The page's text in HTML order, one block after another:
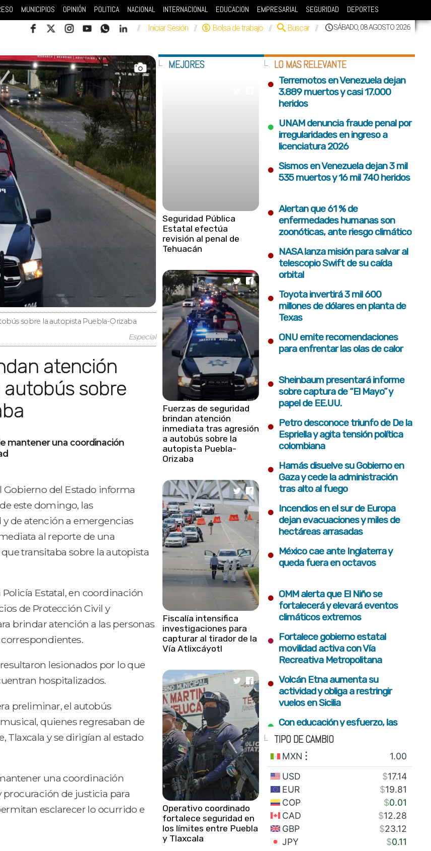
MUNICIPIOS OPINIÓN POLITICA NACIONAL INTERNACIONAL EDUCACION EMPRESARIAL SEGURIDAD DEPORTES
SÁBADO, 08 AGOSTO 2026
//
Buscar
//
Bolsa de trabajo
//
Iniciar Sesión
//
sobre la autopista Puebla-Orizaba
Especial
sobre
mantener una coordinación
Gobierno del Estado informa
este domingo, las
de atención a emergencias
al reporte de una
transitaba sobre la autopista
Estatal, en coordinación
de Protección Civil y
brindar atención a las personas
lesionados por lo que
hospitalizados.
preliminar, el autobús
quienes regresaban de
Tlaxcala y se dirigían al estado
una coordinación
de justicia para
esclarecer lo ocurrido e
MEJORES
Seguridad Pública
Estatal efectúa
revisión al penal de
Tehuacán
Fuerzas de seguridad
brindan atención
inmediata tras agresión
a autobús sobre la
autopista Puebla-
Orizaba
Fiscalía intensifica
investigaciones para
capturar al tirador de la
Vía Atlixcáyotl
Operativo coordinado
fortalece seguridad en
los límites entre Puebla
y Tlaxcala
LO MAS RELEVANTE
• Terremotos en Venezuela dejan
3.889 muertos y casi 17.000
heridos
• UNAM denuncia fraude penal por
irregularidades en ingreso a
licenciatura 2026
• Sismos en Venezuela dejan 3 mil
535 muertos y 16 mil 740 heridos
• Alertan que 61 % de
enfermedades humanas son
zoonóticas, ante riesgo climático
• NASA lanza misión para salvar al
telescopio Swift de su caída
orbital
• Toyota invertirá 3 mil 600
millones de dólares en planta de
Texas
• ONU emite recomendaciones
para enfrentar las olas de calor
• Sheinbaum presentará informe
sobre captura de “El Mayo” y
papel de EE.UU.
• Petro desconoce triunfo de De la
Espriella y agita tensión política
colombiana
• Hamás disuelve su Gobierno en
Gaza y cede la administración
tras alto al fuego
• Incendios en el sur de Europa
dejan evacuaciones y miles de
hectáreas arrasadas
• México cae ante Inglaterra y
queda fuera en octavos
• OMM alerta que El Niño se
fortalecerá y elevará eventos
climáticos extremos
• Fortalece gobierno estatal
movilidad activa con Vía
Recreativa Metropolitana
• Volcán Etna aumenta su
actividad y obliga a restringir
vuelos en Sicilia
• Con educación y esfuerzo, las
nuevas generaciones
construyen el futuro del estado
• Fortalecimiento del campo y
conectividad para bienestar de
familias serranas: Armenta Mier
• Gobierno estatal plantará 2
millones de árboles con visión
integral de restauración
TIPO DE CAMBIO